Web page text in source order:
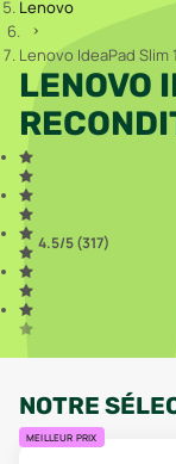
Lenovo
Lenovo IdeaPad Slim
LENOVO
4.5/5 (317)
NOTRE
MEILLEUR PRIX